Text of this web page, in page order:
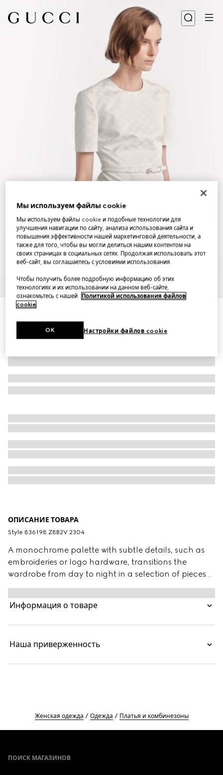
7
ОПИСАНИЕ ТОВАРА
Style ‎836198 Z8B2V 2304
A monochrome palette with subtle details, such as
embroideries or logo hardware, transitions the
wardrobe from day to night in a selection of pieces
from the Pre-Fall 2025 collection. This GG cotton
gabardine dress features a detachable Double G
leather belt, combining two signature House motifs
Информация о товаре
Наша приверженность
Женская одежда Одежда Платья и комбинезоны
ПОИСК МАГАЗИНОВ
Мы используем файлы cookie
Мы используем файлы cookie и подобные технологии для
улучшения навигации по сайту, анализа использования сайта и
повышения эффективности нашей маркетинговой деятельности, а
также для того, чтобы вы могли делиться нашим контентом на
своих страницах в социальных сетях. Продолжая использовать этот
веб-сайт, вы соглашаетесь с условиями использования.
Чтобы получить более подробную информацию об этих
технологиях и их использовании на данном веб-сайте,
ознакомьтесь с нашей
Политикой использования файлов
cookie.
Настройки файлов cookie
OK